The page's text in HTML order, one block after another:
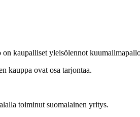
kaupalliset yleisölennot
kauppa ovat osa tarjontaa.
toiminut suomalainen yritys.